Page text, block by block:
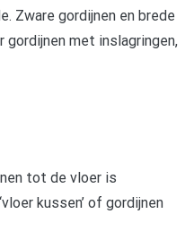
Zware gordijnen en brede
gordijnen met inslagringen,
tot de vloer is
kussen’ of gordijnen